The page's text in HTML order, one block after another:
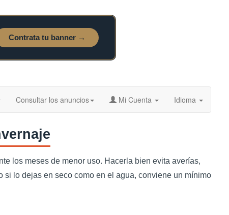
Consultar los anuncios Mi Cuenta Idioma
los meses de menor uso. Hacerla bien evita averías,
lo dejas en seco como en el agua, conviene un mínimo